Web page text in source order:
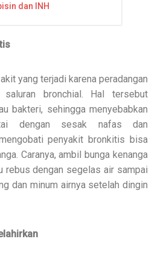
dan INH
yang terjadi karena peradangan
bronchial. Hal tersebut
bakteri, sehingga menyebabkan
dengan sesak nafas dan
penyakit bronkitis bisa
Caranya, ambil bunga kenanga
rebus dengan segelas air sampai
dan minum airnya setelah dingin